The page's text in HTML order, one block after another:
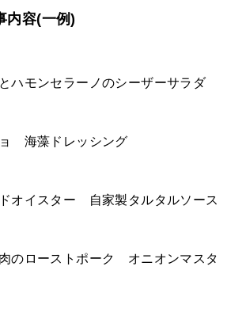
内容(一例)
ハモンセラーノのシーザーサラダ
海藻ドレッシング
オイスター 自家製タルタルソース
のローストポーク オニオンマスタ